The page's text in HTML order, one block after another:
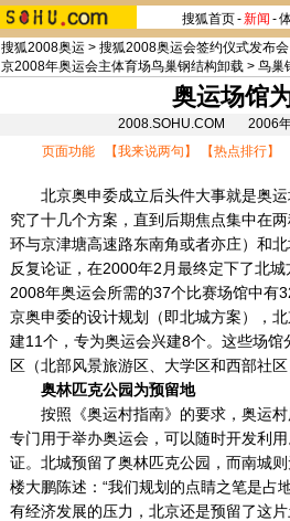
搜狐首页-新闻 -
搜狐2008奥运 > 搜狐2008奥运会签约仪式发布会
京2008年奥运会主体育场鸟巢钢结构卸载 > 鸟巢
奥运场馆
2008.SOHU.COM 2006
页面功能 【我来说两句 】 【热点排行】
北京奥申委成立后头件大事就是奥运
究了十几个方案，直到后期焦点集中在
环与京津塘高速路东南角或者亦庄）和
反复论证，在2000年2月最终定下了北
2008年奥运会所需的37个比赛场馆中有
京奥申委的设计规划（即北城方案），
建11个，专为奥运会兴建8个。这些场
区（北部风景旅游区、大学区和西部社区
奥林匹克公园为预留地
按照《奥运村指南》的要求，奥运村
专门用于举办奥运会，可以随时开发利
证。北城预留了奥林匹克公园，而南城
楼大鹏陈述：“我们规划的点睛之笔是占
有经济发展的压力，北京还是预留了这